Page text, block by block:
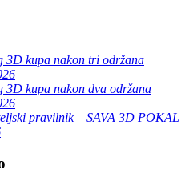
3D kupa nakon tri održana
3D kupa nakon dva održana
pravilnik – SAVA 3D POKAL